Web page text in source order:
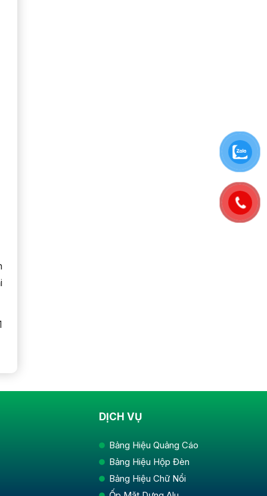
DỊCH VỤ
Bảng Hiệu Quảng Cáo
Bảng Hiệu Hộp Đèn
Bảng Hiệu Chữ Nổi